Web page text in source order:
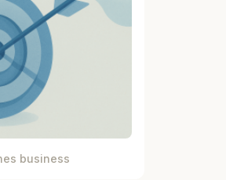
business